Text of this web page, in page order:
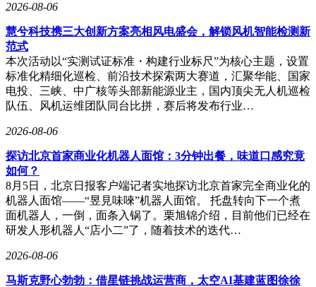
2026-08-06
慧兮科技携三大创新方案亮相风电盛会，解锁风机智能检测新
范式
本次活动以“实测试证标准・构建行业标尺”为核心主题，设置
标准化精细化巡检、前沿技术探索两大赛道，汇聚华能、国家
电投、三峡、中广核等头部新能源业主，国内顶尖无人机巡检
队伍、风机运维团队同台比拼，赛后将发布行业…
2026-08-06
探访北京首家商业化机器人面馆：3分钟出餐，味道口感究竟
如何？
8月5日，北京日报客户端记者实地探访北京首家完全商业化的
机器人面馆——“昱見味唻”机器人面馆。 托盘转向下一个煮
面机器人，一倒，面条入锅了。栗旭锦介绍，目前他们已经在
研发人形机器人“店小二”了，随着技术的迭代…
2026-08-06
马斯克野心勃勃：借星链挑战运营商，太空AI基建蓝图徐徐